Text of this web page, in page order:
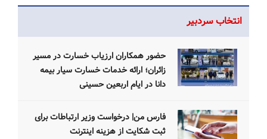
انتخاب سردبیر
حضور همکاران ارزیاب خسارت در مسیر
زائران؛ ارائه خدمات خسارت سیار بیمه
دانا در ایام اربعین حسینی
فارس من| درخواست وزیر ارتباطات برای
ثبت شکایت از هزینه اینترنت